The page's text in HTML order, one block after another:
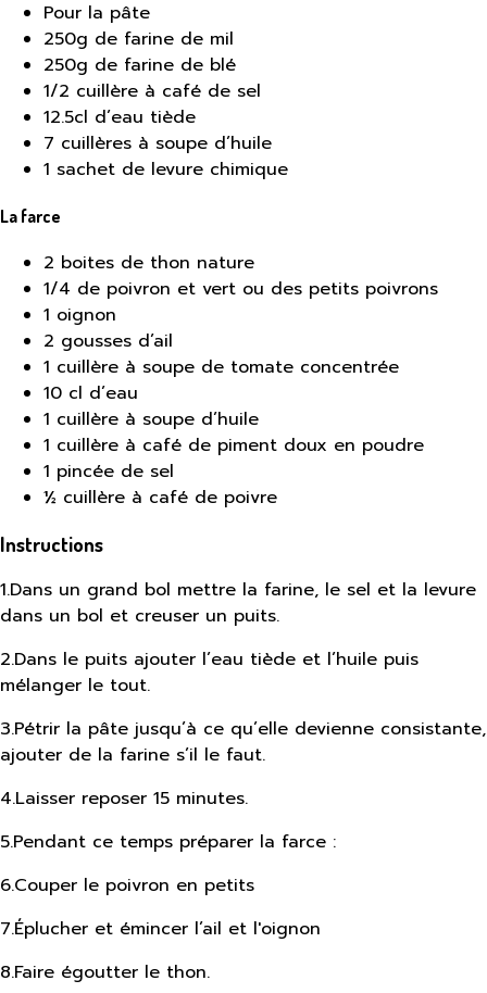
Pour la pâte
250g de farine de mil
250g de farine de blé
1/2 cuillère à café de sel
12.5cl d’eau tiède
7 cuillères à soupe d’huile
1 sachet de levure chimique
La farce
2 boites de thon nature
1/4 de poivron et vert ou des petits poivrons
1 oignon
2 gousses d’ail
1 cuillère à soupe de tomate concentrée
10 cl d’eau
1 cuillère à soupe d’huile
1 cuillère à café de piment doux en poudre
1 pincée de sel
½ cuillère à café de poivre
Instructions
1.Dans un grand bol mettre la farine, le sel et la levure
dans un bol et creuser un puits.
2.Dans le puits ajouter l’eau tiède et l’huile puis
mélanger le tout.
3.Pétrir la pâte jusqu’à ce qu’elle devienne consistante,
ajouter de la farine s’il le faut.
4.Laisser reposer 15 minutes.
5.Pendant ce temps préparer la farce :
6.Couper le poivron en petits
7.Éplucher et émincer l’ail et l'oignon
8.Faire égoutter le thon.